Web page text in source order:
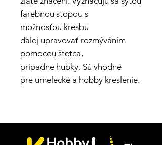
farebnou stopou s
možnosťou kresbu
ďalej upravovať rozmýváním
pomocou štetca,
prípadne hubky. Sú vhodné
pre umelecké a hobby kreslenie.